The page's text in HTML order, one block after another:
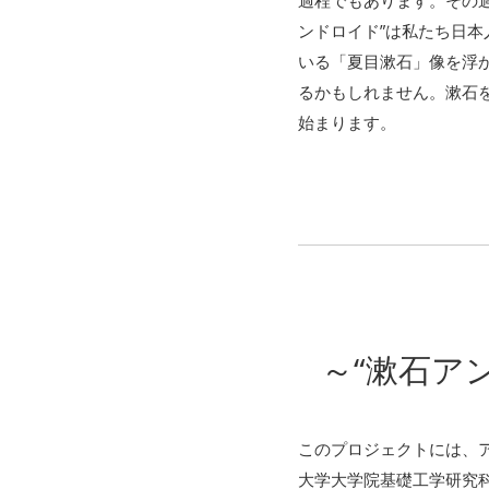
ンドロイド”は私たち日
いる「夏目漱石」像を浮
るかもしれません。漱石
始まります。
～“漱石ア
このプロジェクトには、
大学大学院基礎工学研究